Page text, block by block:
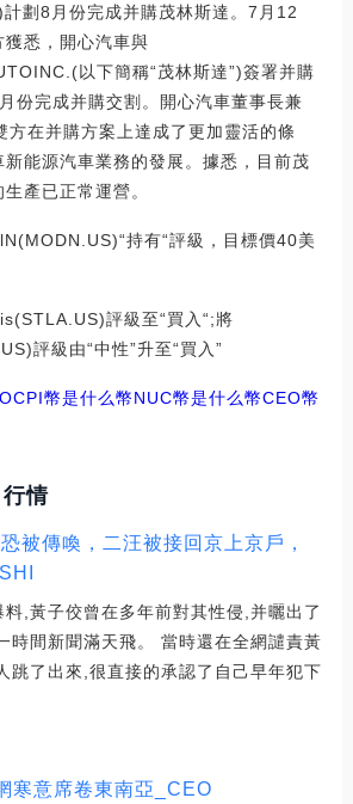
劃8月份完成并購茂林斯達。7月12
獲悉，開心汽車與
以下簡稱“茂林斯達”)簽署并購
份完成并購交割。開心汽車董事長兼
方在并購方案上達成了更加靈活的條
能源汽車業務的發展。據悉，目前茂
產已正常運營。
持有“評級，目標價40美
評級至“買入“;將
評級由“中性”升至“買入”
CPI幣是什么幣NUC幣是什么幣CEO幣
情
被傳喚，二汪被接回京上京戶，
,黃子佼曾在多年前對其性侵,并曬出了
時間新聞滿天飛。 當時還在全網譴責黃
跳了出來,很直接的承認了自己早年犯下
寒意席卷東南亞_CEO